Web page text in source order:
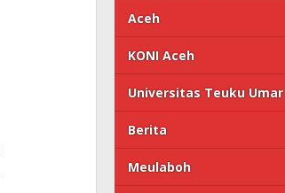
Aceh
KONI Aceh
Universitas Teuku Umar
Berita
Meulaboh